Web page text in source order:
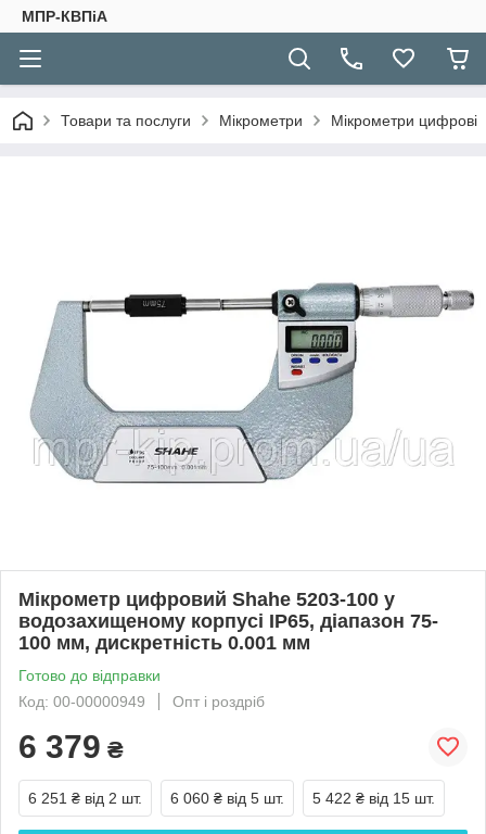
МПР-КВПіА
Товари та послуги Мікрометри Мікрометри цифрові
Мікрометр цифровий Shahe 5203-100 у
водозахищеному корпусі IP65, діапазон 75-
100 мм, дискретність 0.001 мм
Готово до відправки
Код: 00-00000949
Опт і роздріб
6 379 ₴
6 251 ₴ від 2 шт. 6 060 ₴ від 5 шт. 5 422 ₴ від 15 шт.